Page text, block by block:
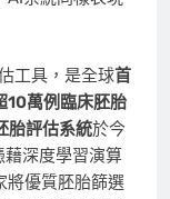
工具，是全球首
10萬例臨床胚胎
胎評估系統於今
藉深度學習演算
將優質胚胎篩選